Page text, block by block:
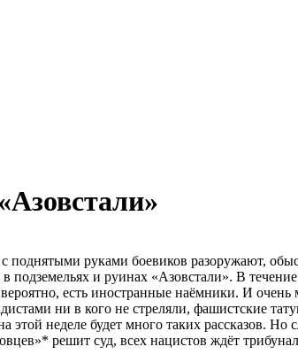
поднятыми руками боевиков разоружают,
и руинах «Азовстали». В
есть иностранные наёмники. И очень
ни в кого не стреляли, фашистские
неделе будет много таких рассказов. Но
решит суд, всех нацистов ждёт